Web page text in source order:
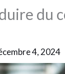
du
4, 2024